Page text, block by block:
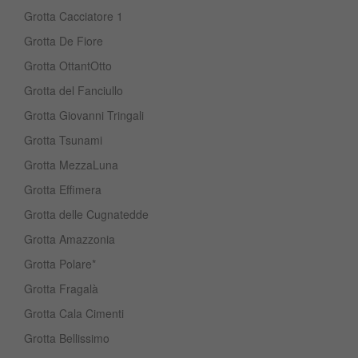
Grotta Cacciatore 1
Grotta De Fiore
Grotta OttantOtto
Grotta del Fanciullo
Grotta Giovanni Tringali
Grotta Tsunami
Grotta MezzaLuna
Grotta Effimera
Grotta delle Cugnatedde
Grotta Amazzonia
Grotta Polare*
Grotta Fragalà
Grotta Cala Cimenti
Grotta Bellissimo